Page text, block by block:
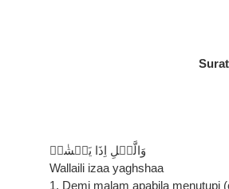
وَالَّيۡلِ اِذَا يَغۡشٰىۙ
Wallaili izaa yaghshaa
1. Demi malam apabila menutupi